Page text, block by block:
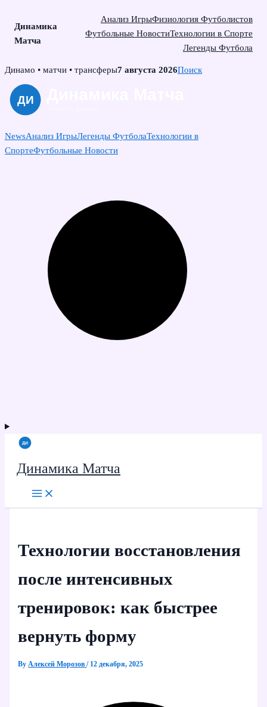
Динамика
Матча
Анализ ИгрыФизиология Футболистов
Футбольные НовостиТехнологии в Спорте
Легенды Футбола
Skip
content
Динамо • матчи • трансферы7 августа 2026Поиск
NewsАнализ ИгрыЛегенды ФутболаТехнологии в
СпортеФутбольные Новости
Динамика Матча
Технологии восстановления
после интенсивных
тренировок: как быстрее
вернуть форму
ByАлексей Морозов/ 12 декабря, 2025